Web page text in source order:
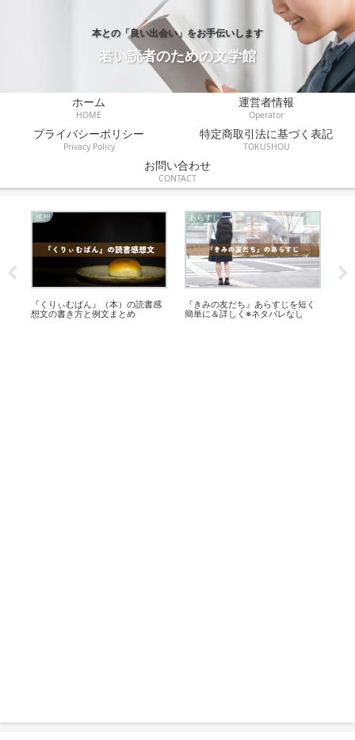
本との「良い出会い」をお手伝いします
若い読者のための文学館
ホーム
HOME
運営者情報
Operator
プライバシーポリシー
Privacy Policy
特定商取引法に基づく表記
TOKUSHOU
お問い合わせ
CONTACT
感想
『わたしは食べるのが下手』の読
書感想文の書き方と例文
感想
『きまぐれロボット』読書感想文
の書き方！小学生・中学生向け